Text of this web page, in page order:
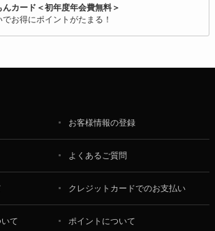
んカード＜初年度年会費無料＞
お得にポイントがたまる！
お客様情報の登録
よくあるご質問
クレジットカードでのお支払い
て ポイントについて